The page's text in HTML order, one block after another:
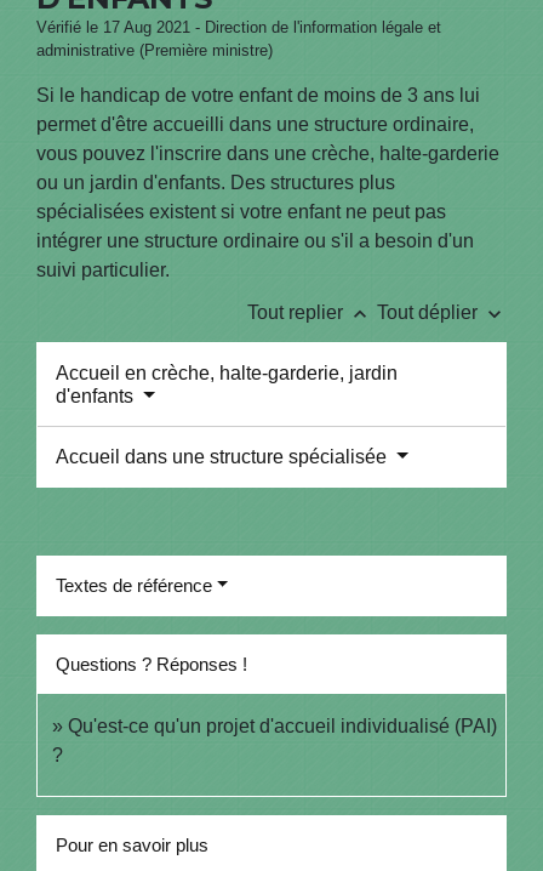
Vérifié le 17 Aug 2021 - Direction de l'information légale et
administrative (Première ministre)
Si le handicap de votre enfant de moins de 3 ans lui
permet d'être accueilli dans une structure ordinaire,
vous pouvez l'inscrire dans une crèche, halte-garderie
ou un jardin d'enfants. Des structures plus
spécialisées existent si votre enfant ne peut pas
intégrer une structure ordinaire ou s'il a besoin d'un
suivi particulier.
Tout replier keyboard_arrow_up Tout déplier keyboard_arrow_down
Accueil en crèche, halte-garderie, jardin
d'enfants
Accueil dans une structure spécialisée
Textes de référence
Questions ? Réponses !
Qu'est-ce qu'un projet d'accueil individualisé (PAI)
?
Pour en savoir plus